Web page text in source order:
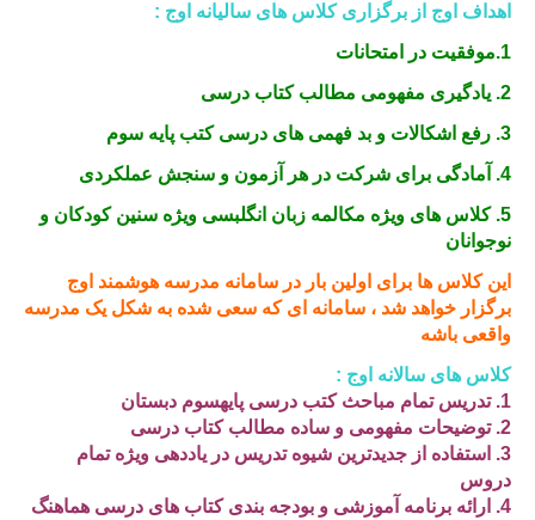
اهداف اوج از برگزاری کلاس های سالیانه اوج :
1.موفقیت در امتحانات
2. یادگیری مفهومی مطالب کتاب درسی
3. رفع اشکالات و بد فهمی های درسی کتب پایه
سوم
4. آمادگی برای شرکت در هر آزمون و سنجش عملکردی
5. کلاس های ویژه مکالمه زبان انگلبسی ویژه سنین کودکان و
نوجوانان
این کلاس ها برای اولین بار در سامانه مدرسه هوشمند اوج
برگزار خواهد شد ، سامانه ای که سعی شده به شکل یک مدرسه
واقعی باشه
کلاس های سالانه اوج :
1. تدریس تمام مباحث کتب درسی پایه
سوم دبستان
2. توضیحات مفهومی و ساده مطالب کتاب درسی
3. استفاده از جدیدترین شيوه تدریس در یاددهی ویژه تمام
دروس
4. ارائه برنامه آموزشی و بودجه بندی کتاب های درسی هماهنگ